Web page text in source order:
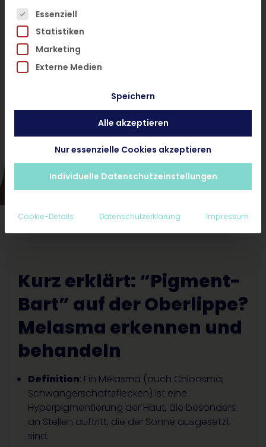
Jetzt ärztliche Hilfe bei Hautproblemen erhalten –
Fotos hochladen, kurzen Fragebogen ausfüllen.
Du erhältst direkt innerhalb von 24h eine
Diagnose und Therapieplan von unseren
HautärztInnen. Kein Videogespräch, kein Warten
Hautarzt-Diagnose < 24 Stunden
Ab 25€ inkl. Rezept und Nachsorge
Erstattungsfähig für Privatpatienten
Kurz erklärt: “Pigment-
Bart” auf der Oberlippe?
Melasma erkennen und
behandeln
Definition: Ein Melasma (auch Chloasma,
Schwangerschaftsflecken) ist eine
Hyperpigmentierung der Haut, die besonders
an Stellen auftritt, die der Sonne ausgesetzt
sind.
Es folgt eine Liste der Service-Gruppen, für die eine
Essenziell
Statistiken
Marketing
Externe Medien
Speichern
Alle akzeptieren
Nur essenzielle Cookies akzeptieren
Individuelle Datenschutzeinstellungen
Cookie-Details Datenschutzerklärung Impressum